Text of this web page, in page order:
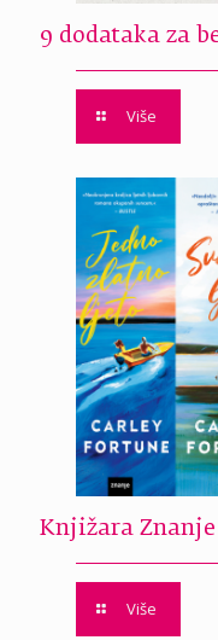
9 dodataka za
Više
Knjižara Znanje
Više